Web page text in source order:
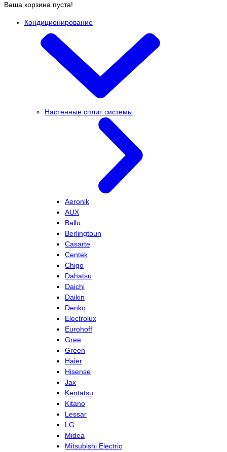
Ваша корзина пуста!
Кондиционирование
Настенные сплит системы
Aeronik
AUX
Ballu
Berlingtoun
Casarte
Centek
Chigo
Dahatsu
Daichi
Daikin
Denko
Electrolux
Eurohoff
Gree
Green
Haier
Hisense
Jax
Kentatsu
Kitano
Lessar
LG
Midea
Mitsubishi Electric